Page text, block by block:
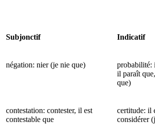
Subjonctif Indicatif
négation: nier (je nie que)
probabilité:
il paraît
que)
contestation: contester, il est
contestable que
certitude: il
considérer